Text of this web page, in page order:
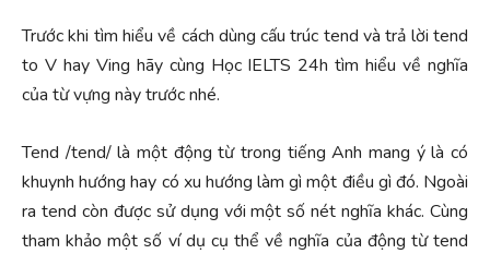
Trước khi tìm hiểu về cách dùng cấu trúc tend và trả lời tend
to V hay Ving hãy cùng Học IELTS 24h tìm hiểu về nghĩa
của từ vựng này trước nhé.
Tend /tend/ là một động từ trong tiếng Anh mang ý là có
khuynh hướng hay có xu hướng làm gì một điều gì đó. Ngoài
ra tend còn được sử dụng với một số nét nghĩa khác. Cùng
tham khảo một số ví dụ cụ thể về nghĩa của động từ tend